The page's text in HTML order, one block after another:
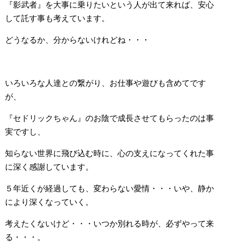
『影武者』を大事に乗りたいという人が出て来れば、安心
して託す事も考えています。
どうなるか、分からないけれどね・・・
いろいろな人達との繋がり、お仕事や遊びも含めてです
が、
『セドリックちゃん』のお陰で成長させてもらったのは事
実ですし、
知らない世界に飛び込む時に、心の支えになってくれた事
に深く感謝しています。
５年近くが経過しても、変わらない愛情・・・いや、静か
により深くなっていく。
考えたくないけど・・・いつか別れる時が、必ずやって来
る・・・。